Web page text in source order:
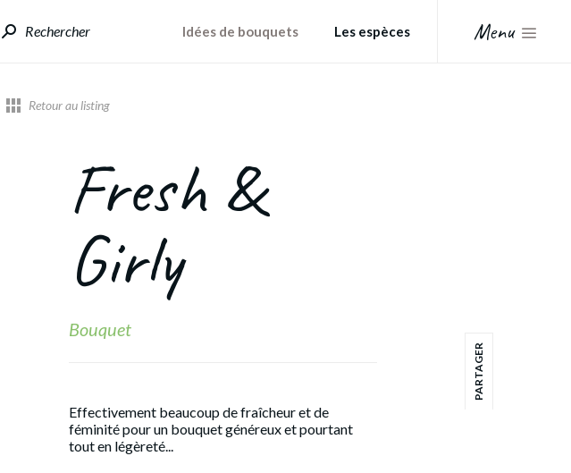
Rechercher Idées de bouquets Les espèces Menu
Fresh &
Girly
Bouquet
Retour au listing
Effectivement beaucoup de fraîcheur et de
féminité pour un bouquet généreux et pourtant
tout en légèreté...